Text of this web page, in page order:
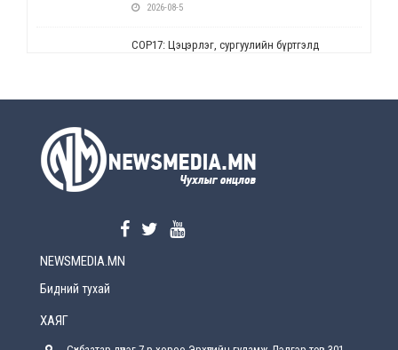
2026-08-5
СОР17: Цэцэрлэг, сургуулийн бүртгэлд
2026-08-5
2026-08-5
NEWSMEDIA.MN
Бидний тухай
ХАЯГ